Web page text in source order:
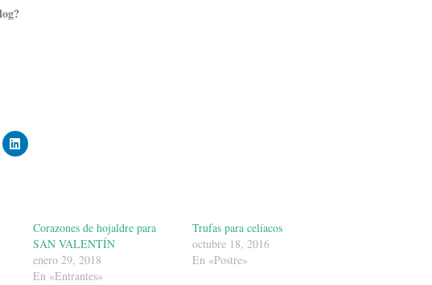
Corazones de hojaldre para
SAN VALENTÍN
enero 29, 2018
En «Entrantes»
Trufas para celíacos
octubre 18, 2016
En «Postre»